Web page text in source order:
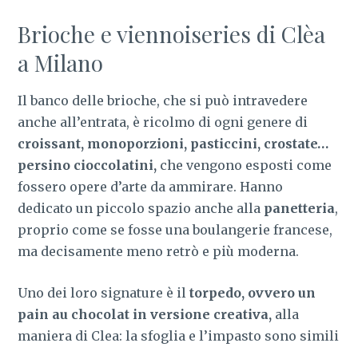
Brioche e viennoiseries di Clèa
a Milano
Il banco delle brioche, che si può intravedere
anche all’entrata, è ricolmo di ogni genere di
croissant, monoporzioni, pasticcini, crostate…
persino cioccolatini, che vengono esposti come
fossero opere d’arte da ammirare. Hanno
dedicato un piccolo spazio anche alla panetteria,
proprio come se fosse una boulangerie francese,
ma decisamente meno retrò e più moderna.
Uno dei loro signature è iltorpedo, ovvero un
pain au chocolat in versione creativa, alla
maniera di Clea: la sfoglia e l’impasto sono simili